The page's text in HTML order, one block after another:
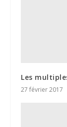
Les
27 février 2017